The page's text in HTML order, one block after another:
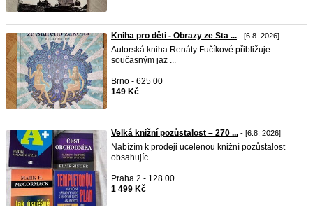
Kniha pro děti - Obrazy ze Sta ... - [6.8. 2026]
Autorská kniha Renáty Fučíkové přibližuje
současným jaz ...
Brno - 625 00
149 Kč
Velká knižní pozůstalost – 270 ... - [6.8. 2026]
Nabízím k prodeji ucelenou knižní pozůstalost
obsahujíc ...
Praha 2 - 128 00
1 499 Kč